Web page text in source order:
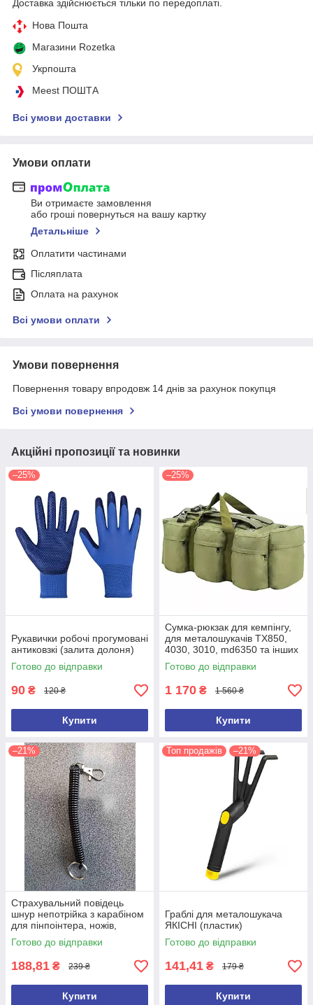
Доставка здійснюється тільки по передоплаті.
Нова Пошта
Магазини Rozetka
Укрпошта
Meest ПОШТА
Всі умови доставки
Умови оплати
Ви отримаєте замовлення
або гроші повернуться на вашу картку
Детальніше
Оплатити частинами
Післяплата
Оплата на рахунок
Всі умови оплати
Умови повернення
Повернення товару впродовж 14 днів за рахунок покупця
Всі умови повернення
Акційні пропозиції та новинки
–25%
Рукавички робочі прогумовані
антиковзкі (залита долоня)
Готово до відправки
90 ₴ 120 ₴
Купити
–25%
Сумка-рюкзак для кемпінгу,
для металошукачів TX850,
4030, 3010, md6350 та інших
(ємність 100 л)
Готово до відправки
1 170 ₴ 1 560 ₴
Купити
–21%
Страхувальний повідець
шнур непотрійка з карабіном
для пінпоінтера, ножів,
ліхтарів, рацій, ключів
Готово до відправки
188,81 ₴ 239 ₴
Купити
Топ продажів –21%
Граблі для металошукача
ЯКІСНІ (пластик)
Готово до відправки
141,41 ₴ 179 ₴
Купити